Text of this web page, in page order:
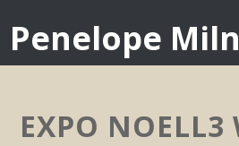
Penelope
EXPO NOELL3